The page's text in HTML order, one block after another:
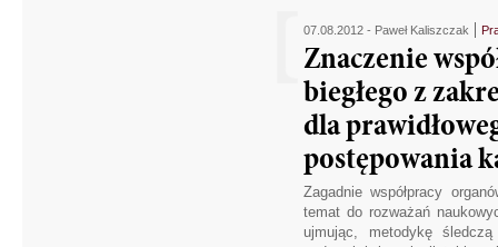
07.08.2012 - Paweł Kaliszczak
Znaczenie
biegłego z
dla
postępowania
Zagadnie współpracy
temat do rozważań
ujmując, metodykę